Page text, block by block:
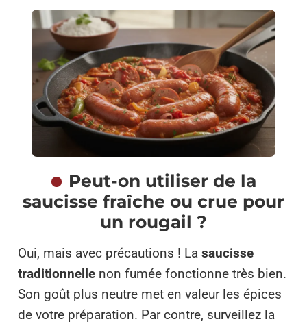
Peut-on utiliser de la
saucisse fraîche ou crue pour
un rougail ?
Oui, mais avec précautions ! La saucisse
traditionnelle non fumée fonctionne très bien.
Son goût plus neutre met en valeur les épices
de votre préparation. Par contre, surveillez la